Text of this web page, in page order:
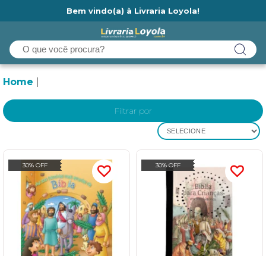
Bem vindo(a) à Livraria Loyola!
Home
Filtrar por
SELECIONE
30% OFF 30% OFF